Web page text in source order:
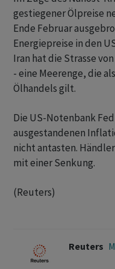
gestiegener Ölpreise
Ende ​Februar
⁠Energiepreise in den
Iran hat ⁠die Strasse
- eine Meerenge, ‌die
Ölhandels gilt.
Die US-Notenbank
ausgestandenen
nicht antasten.
mit einer Senkung.
(Reuters)
Reuters